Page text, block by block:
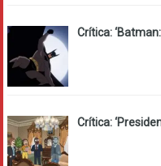
Crítica:
Crítica: